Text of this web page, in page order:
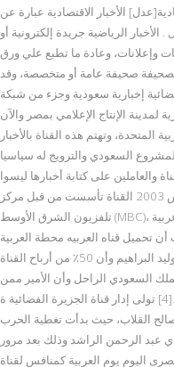
الأخبار الاقتصادية عبارة عن
الرياضية جريدة إلكترونية أو
وإعلانات، وعادة ما تطبع علي ورق
صحيفة عامة أو متخصصة، وقد
إخبارية سعودية وجزء من شبكة
لمدينة الإنتاج الإعلامي بمصر والآن
المتحدة، وتهتم هذه القناة بالأخبار
السعودي والترويج له سياسيا
والعاملين على كتابة أخبارها ليسوا
سعوديين [1][2] ؛ بدأت البث في 3 مارس 2003 القناة تأسست من قبل مركز
تلفزيون الشرق الأوسط (MBC)، مجموعة الحريري، ومستثمرين من عدة دول عربية
أن تحميل قناه العربيه محطة العربية
ومجموعة الام بي سي عائدة لنسيب الملك فهد وليد البراهيم وأن 50٪ من أرباح القناة
السعودي الراحل وأن الأمير ممن
يقفون خلف التوجه السياسي والفكري للقناة.[4] تولى إدار قناة الجزيرة الفضائية ة
صالح القلاب، حيث بدأت تغطية الحرب
عبد الرحمن الراشد وذلك بعد مرور
اليوم يوم العربية كمنافس لقناة